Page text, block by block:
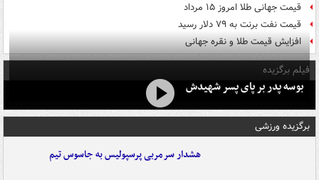
قیمت جهانی طلا امروز ۱۵ مرداد
قیمت نفت برنت به ۷۹ دلار رسید
افزایش قیمت طلا و نقره جهانی
فیلم برگزیده
بوسه‌ پدر بر پای پسر شهیدش
برگزیده ورزشی
هشدار سرمربی پرسپولیس به جاسوس تیم